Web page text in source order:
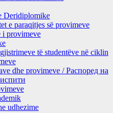
Deridiplomike
e paraqitjes së provimeve
i provimeve
të studentëve në ciklin
dhe provimeve / Распоред на
udhezime